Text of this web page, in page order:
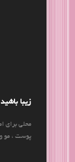
زیبا باشید
محلی برای
پوست ، مو